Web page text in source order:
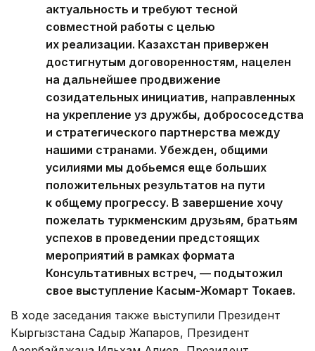
актуальность и требуют тесной
совместной работы с целью
их реализации. Казахстан привержен
достигнутым договоренностям, нацелен
на дальнейшее продвижение
созидательных инициатив, направленных
на укрепление уз дружбы, добрососедства
и стратегического партнерства между
нашими странами. Убежден, общими
усилиями мы добьемся еще больших
положительных результатов на пути
к общему прогрессу. В завершение хочу
пожелать туркменским друзьям, братьям
успехов в проведении предстоящих
мероприятий в рамках формата
Консультативных встреч, — подытожил
свое выступление Касым-Жомарт Токаев.
В ходе заседания также выступили Президент
Кыргызстана Садыр Жапаров, Президент